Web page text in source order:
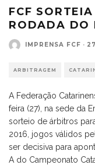
FCF
RODADA DO
IMPRENSA FCF ·
ARBITRAGEM
A Federação
feira (27), na sede da
sorteio de árbitros
2016, jogos válidos
ser decisiva para
A do Campeonato